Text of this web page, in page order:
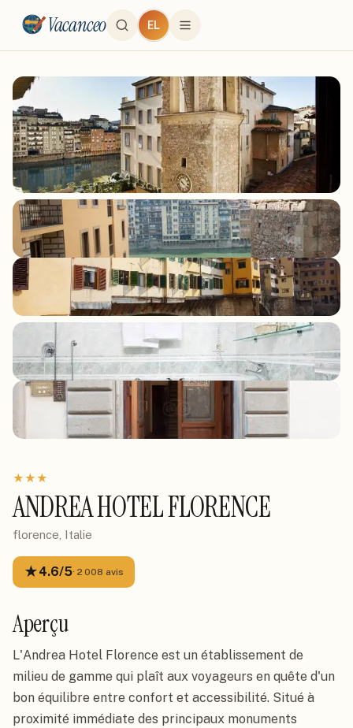
Vacanceo EL
★★★
ANDREA HOTEL FLORENCE
florence, Italie
★4.6/5· 2 008 avis
Aperçu
L'Andrea Hotel Florence est un établissement de
milieu de gamme qui plaît aux voyageurs en quête d'un
bon équilibre entre confort et accessibilité. Situé à
proximité immédiate des principaux monuments